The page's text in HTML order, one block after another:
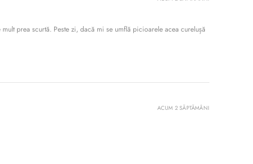
prea scurtă. Peste zi, dacă mi se umflă picioarele acea curelușă
ACUM 2 SĂPTĂMÂNI